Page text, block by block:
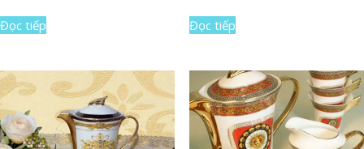
Đọc tiếp Đọc tiếp